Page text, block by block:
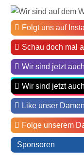
Folgt uns auf
Schau doch mal
Wir sind jetzt
Wir sind jetzt
Like unser
Folge unserem
Sponsoren